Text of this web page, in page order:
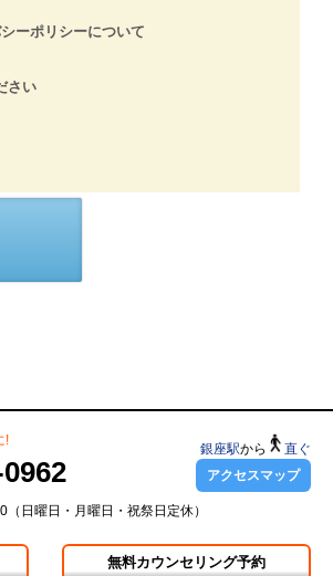
ーポリシーについて
さい
!
銀座駅から
直ぐ
アクセスマップ
日曜日・月曜日・祝祭日定休）
無料カウンセリング予約